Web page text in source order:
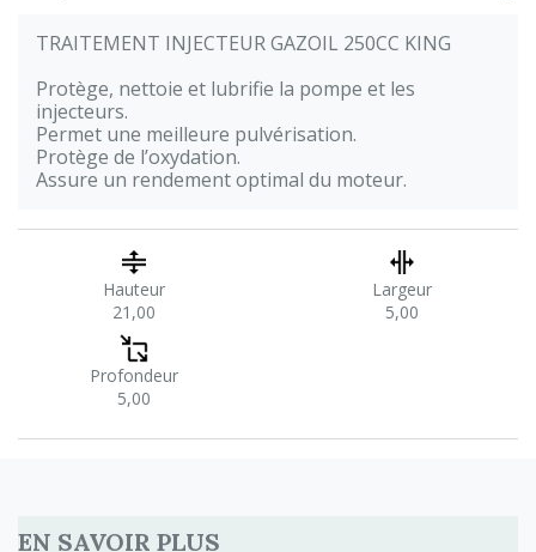
TRAITEMENT INJECTEUR GAZOIL 250CC KING
Protège, nettoie et lubrifie la pompe et les
injecteurs.
Permet une meilleure pulvérisation.
Protège de l’oxydation.
Assure un rendement optimal du moteur.
Hauteur
21,00
Largeur
5,00
Profondeur
5,00
EN SAVOIR PLUS